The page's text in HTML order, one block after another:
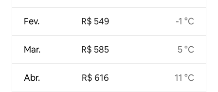
Fev.
Mar.
Abr.
R$ 549
R$ 585
R$ 616
-1 °C
5 °C
11 °C